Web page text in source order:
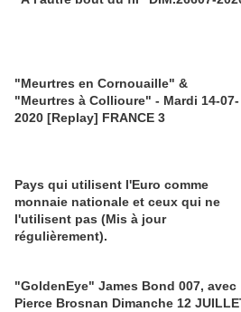
"Meurtres en Cornouaille" &
"Meurtres à Collioure" - Mardi 14-07-
2020 [Replay] FRANCE 3
Pays qui utilisent l'Euro comme
monnaie nationale et ceux qui ne
l'utilisent pas (Mis à jour
régulièrement).
"GoldenEye" James Bond 007, avec
Pierce Brosnan Dimanche 12